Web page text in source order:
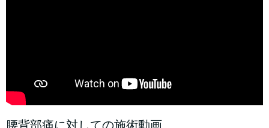
腰背部痛に対しての施術動画